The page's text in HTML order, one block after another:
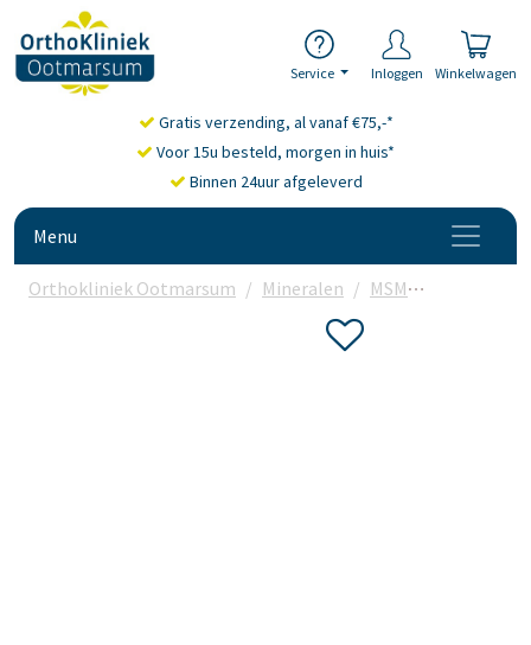
Service Inloggen Winkelwagen
Gratis verzending, al vanaf €75,-*
Voor 15u besteld, morgen in huis*
Binnen 24uur afgeleverd
Menu
Orthokliniek Ootmarsum Mineralen MSM